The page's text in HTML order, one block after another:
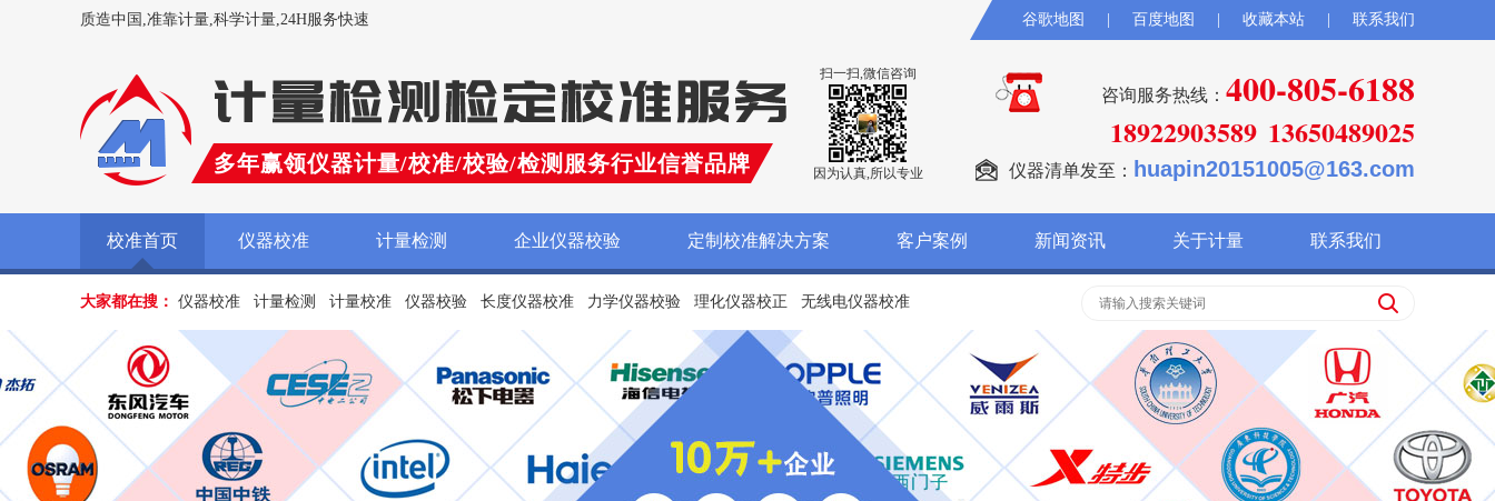
质造中国,准靠计量,科学计量,24H服务快速 谷歌地图 百度地图 收藏本站 联系我们
多年赢领仪器计量/校准/校验/检测服务行业信誉品牌
扫一扫,微信咨询
因为认真,所以专业
咨询服务热线： 400-805-6188
18922903589 13650489025
仪器清单发至： huapin20151005@163.com
校准首页 仪器校准 计量检测 企业仪器校验 定制校准解决方案 客户案例 新闻资讯 关于计量 联系我们
大家都在搜： 仪器校准 计量检测 计量校准 仪器校验 长度仪器校准 力学仪器校验 理化仪器校正 无线电仪器校准